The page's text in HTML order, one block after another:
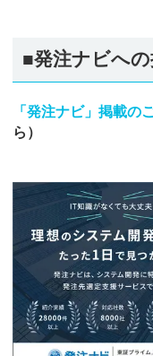
■発注ナビへ
「発注ナビ」掲載の
ら）